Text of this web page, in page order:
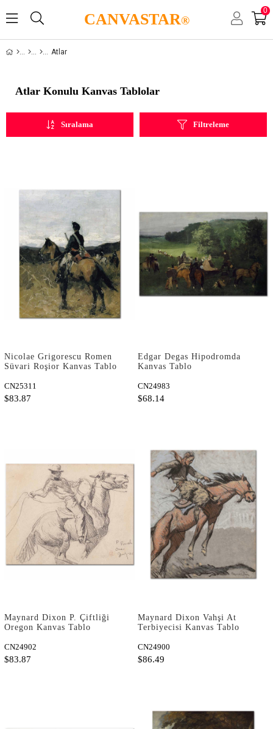
CANVASTAR®
0
Atlar
Atlar Konulu Kanvas Tablolar
Filtreleme
Sıralama
Nicolae Grigorescu Romen
Süvari Roşior Kanvas Tablo
CN25311
$83.87
Edgar Degas Hipodromda
Kanvas Tablo
CN24983
$68.14
Maynard Dixon P. Çiftliği
Oregon Kanvas Tablo
CN24902
$83.87
Maynard Dixon Vahşi At
Terbiyecisi Kanvas Tablo
CN24900
$86.49